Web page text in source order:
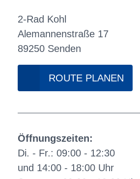
2-Rad Kohl
Alemannenstraße 17
89250 Senden
ROUTE PLANEN
Öffnungszeiten:
Di. - Fr.: 09:00 - 12:30
und 14:00 - 18:00 Uhr